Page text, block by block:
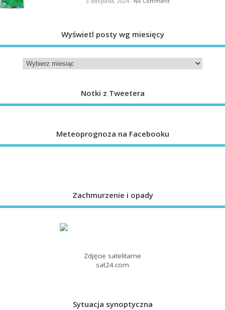
Wyświetl posty wg miesięcy
Notki z Tweetera
Meteoprognoza na Facebooku
Zachmurzenie i opady
Zdjęcie satelitarne
sat24.com
Sytuacja synoptyczna